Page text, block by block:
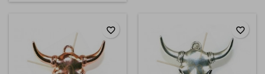
favorite_border favorite_border